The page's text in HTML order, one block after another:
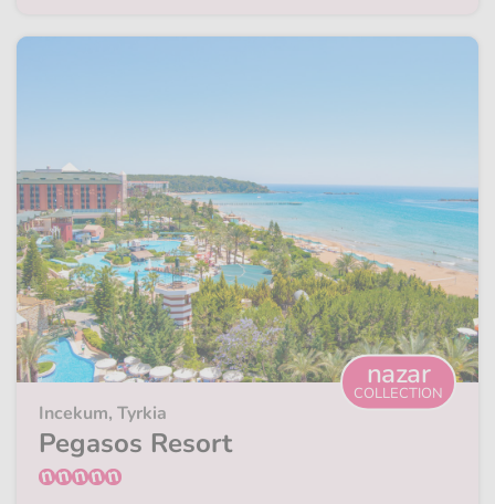
nazar
COLLECTION
Incekum, Tyrkia
Pegasos Resort